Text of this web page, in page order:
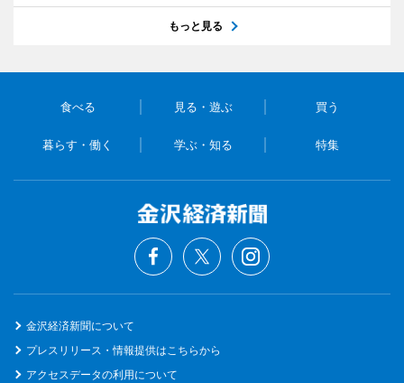
もっと見る
食べる 見る・遊ぶ 買う
暮らす・働く 学ぶ・知る 特集
金沢経済新聞について
プレスリリース・情報提供はこちらから
アクセスデータの利用について